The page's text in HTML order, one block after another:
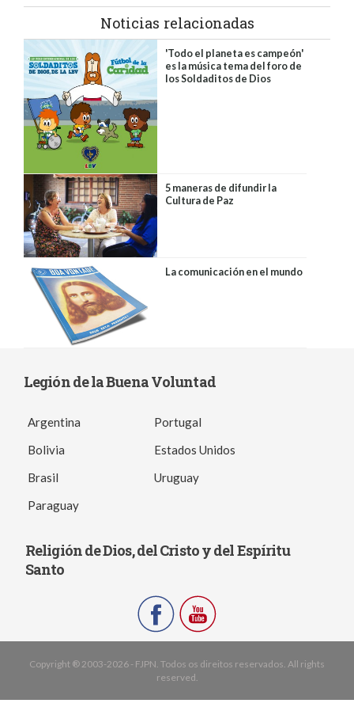
Noticias relacionadas
'Todo el planeta es campeón'
es la música tema del foro de
los Soldaditos de Dios
5 maneras de difundir la
Cultura de Paz
La comunicación en el mundo
Legión de la Buena Voluntad
Argentina
Bolivia
Brasil
Paraguay
Portugal
Estados Unidos
Uruguay
Religión de Dios, del Cristo y del Espíritu
Santo
Copyright ® 2003-2026 - FJPN. Todos os direitos reservados. All rights
reserved.